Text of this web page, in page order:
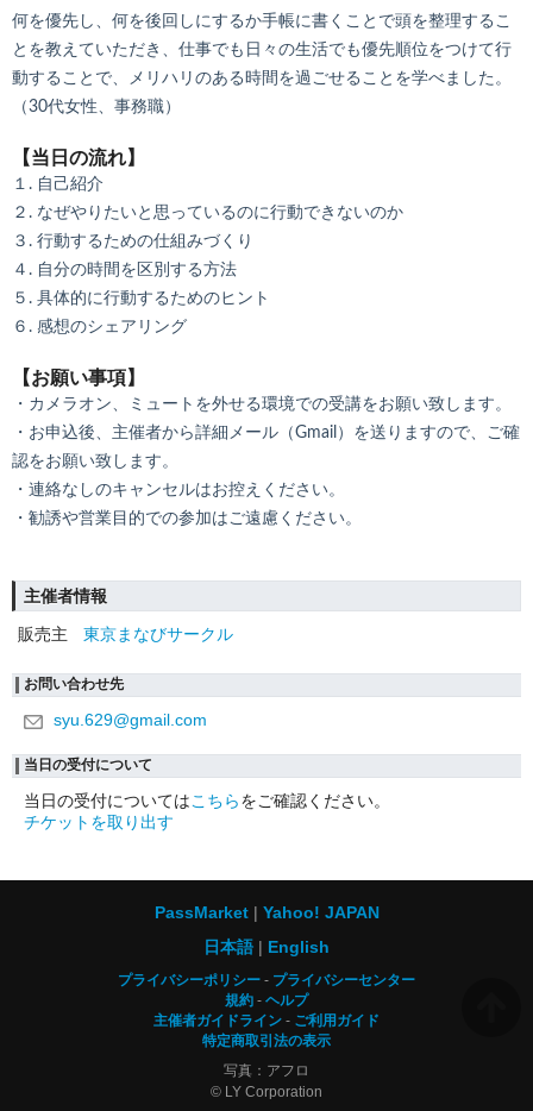
何を優先し、何を後回しにするか手帳に書くことで頭を整理するこ
とを教えていただき、仕事でも日々の生活でも優先順位をつけて行
動することで、メリハリのある時間を過ごせることを学べました。
（30代女性、事務職）
【当日の流れ】
１. 自己紹介
２. なぜやりたいと思っているのに行動できないのか
３. 行動するための仕組みづくり
４. 自分の時間を区別する方法
５. 具体的に行動するためのヒント
６. 感想のシェアリング
【お願い事項】
・カメラオン、ミュートを外せる環境での受講をお願い致します。
・お申込後、主催者から詳細メール（Gmail）を送りますので、ご確
認をお願い致します。
・連絡なしのキャンセルはお控えください。
・勧誘や営業目的での参加はご遠慮ください。
主催者情報
販売主
東京まなびサークル
お問い合わせ先
syu.629@gmail.com
当日の受付について
当日の受付についてはこちらをご確認ください。
チケットを取り出す
PassMarket
Yahoo! JAPAN
日本語
English
プライバシーポリシー
プライバシーセンター
規約
ヘルプ
主催者ガイドライン
ご利用ガイド
特定商取引法の表示
写真：アフロ
© LY Corporation